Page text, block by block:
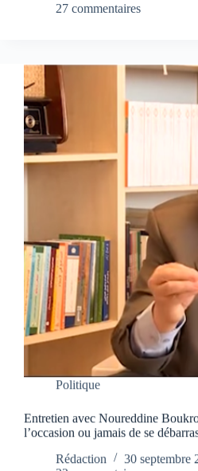
27 commentaires
Politique
Entretien avec Noureddine
l’occasion ou jamais de se
Rédaction
30 septembre